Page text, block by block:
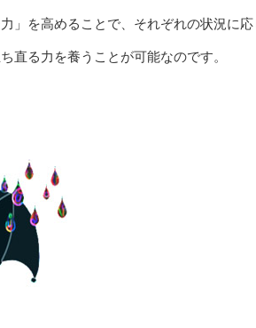
」を高めることで、それぞれの状況に
直る力を養うことが可能なのです。